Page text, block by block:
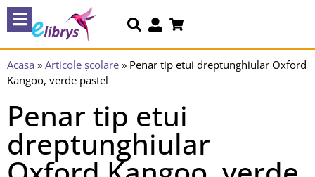
Acasa » Articole școlare » Penar tip etui dreptunghiular Oxford
Kangoo, verde pastel
Penar tip etui
dreptunghiular